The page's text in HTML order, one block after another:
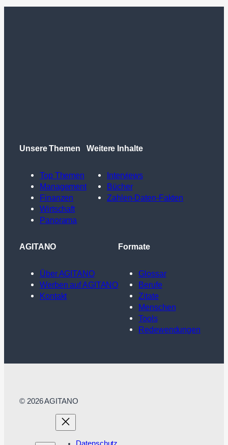
Unsere Themen
Top Themen
Management
Finanzen
Wirtschaft
Panorama
Weitere Inhalte
Interviews
Bücher
Zahlen-Daten-Fakten
AGITANO
Über AGITANO
Werben auf AGITANO
Kontakt
Formate
Glossar
Berufe
Zitate
Menschen
Tools
Redewendungen
© 2026 AGITANO